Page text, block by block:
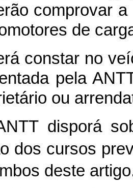
comprovar
de
constar no
pela
ou
disporá
dos cursos
deste